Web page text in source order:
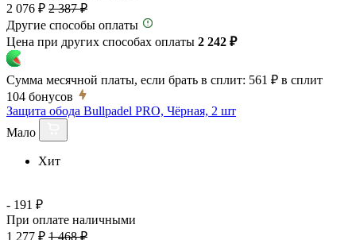
2 076 ₽ 2 387 ₽
Другие способы оплаты
Цена при других способах оплаты 2 242 ₽
Сумма месячной платы, если брать в сплит: 561 ₽ в сплит
104 бонусов
Защита обода Bullpadel PRO, Чёрная, 2 шт
Мало
Хит
- 191 ₽
При оплате наличными
1 277 ₽ 1 468 ₽